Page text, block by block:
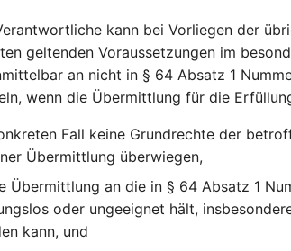
kann bei Vorliegen der
geltenden Voraussetzungen im
an nicht in § 64 Absatz 1
wenn die Übermittlung für die
Fall keine Grundrechte der
Übermittlung überwiegen,
Übermittlung an die in § 64 Absatz 1
oder ungeeignet hält,
kann, und